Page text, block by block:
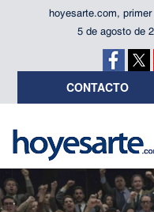
hoyesarte.com,
5 de agosto de
CONTACTO